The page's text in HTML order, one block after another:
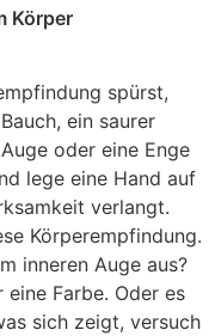
Körper
spürst,
ein saurer
oder eine Enge
lege eine Hand auf
verlangt.
Körperempfindung.
inneren Auge aus?
Farbe. Oder es
sich zeigt, versuch